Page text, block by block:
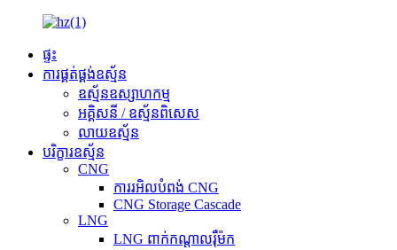
ផ្ទះ
ការផ្គត់ផ្គង់ឧស្ម័ន
ឧស្ម័នឧស្សាហកម្ម
អគ្គិសនី / ឧស្ម័នពិសេស
លាយឧស្ម័ន
បរិក្ខារឧស្ម័ន
CNG
ការរអិលបំពង់ CNG
CNG Storage Cascade
LNG
LNG ពាក់កណ្តាលរ៉ឺម៉ក